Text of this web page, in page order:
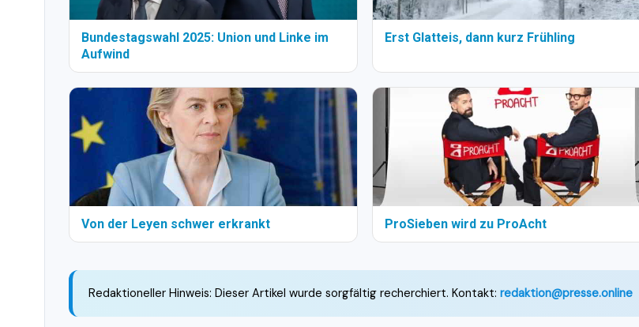
Bundestagswahl 2025: Union und Linke im
Aufwind
Erst Glatteis, dann kurz Frühling
Von der Leyen schwer erkrankt ProSieben wird zu ProAcht
Redaktioneller Hinweis: Dieser Artikel wurde sorgfältig recherchiert. Kontakt: redaktion@presse.online